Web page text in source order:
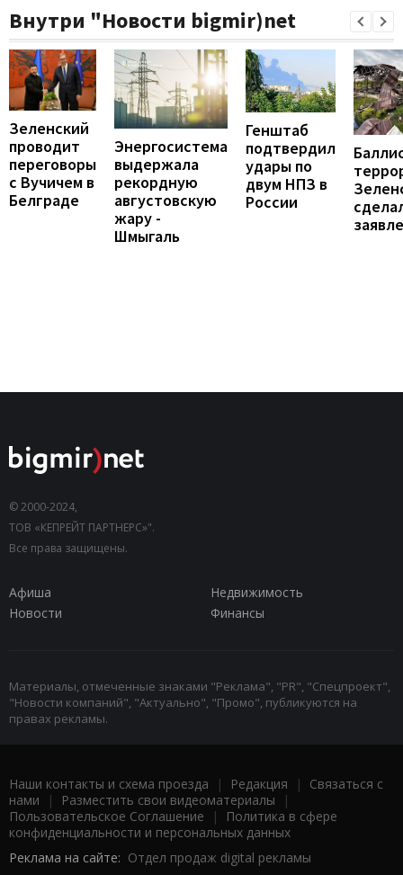
Внутри "Новости bigmir)net
Зеленский
проводит
переговоры
с Вучичем в
Белграде
Энергосистема
выдержала
рекордную
августовскую
жару -
Шмыгаль
Генштаб
подтвердил
удары по
двум НПЗ в
России
© 2000-2024,
ТОВ «КЕПРЕЙТ ПАРТНЕРС»".
Все права защищены.
Афиша
Недвижимость
Новости
Финансы
Материалы, отмеченные знаками "Реклама", "PR", "Спецпроект",
"Новости компаний", "Актуально", "Промо", публикуются на
правах рекламы.
Наши контакты и схема проезда | Редакция | Связаться с
нами | Разместить свои видеоматериалы |
Пользовательское Соглашение |
Политика в сфере
конфиденциальности и персональных данных
Реклама на сайте: Отдел продаж digital рекламы